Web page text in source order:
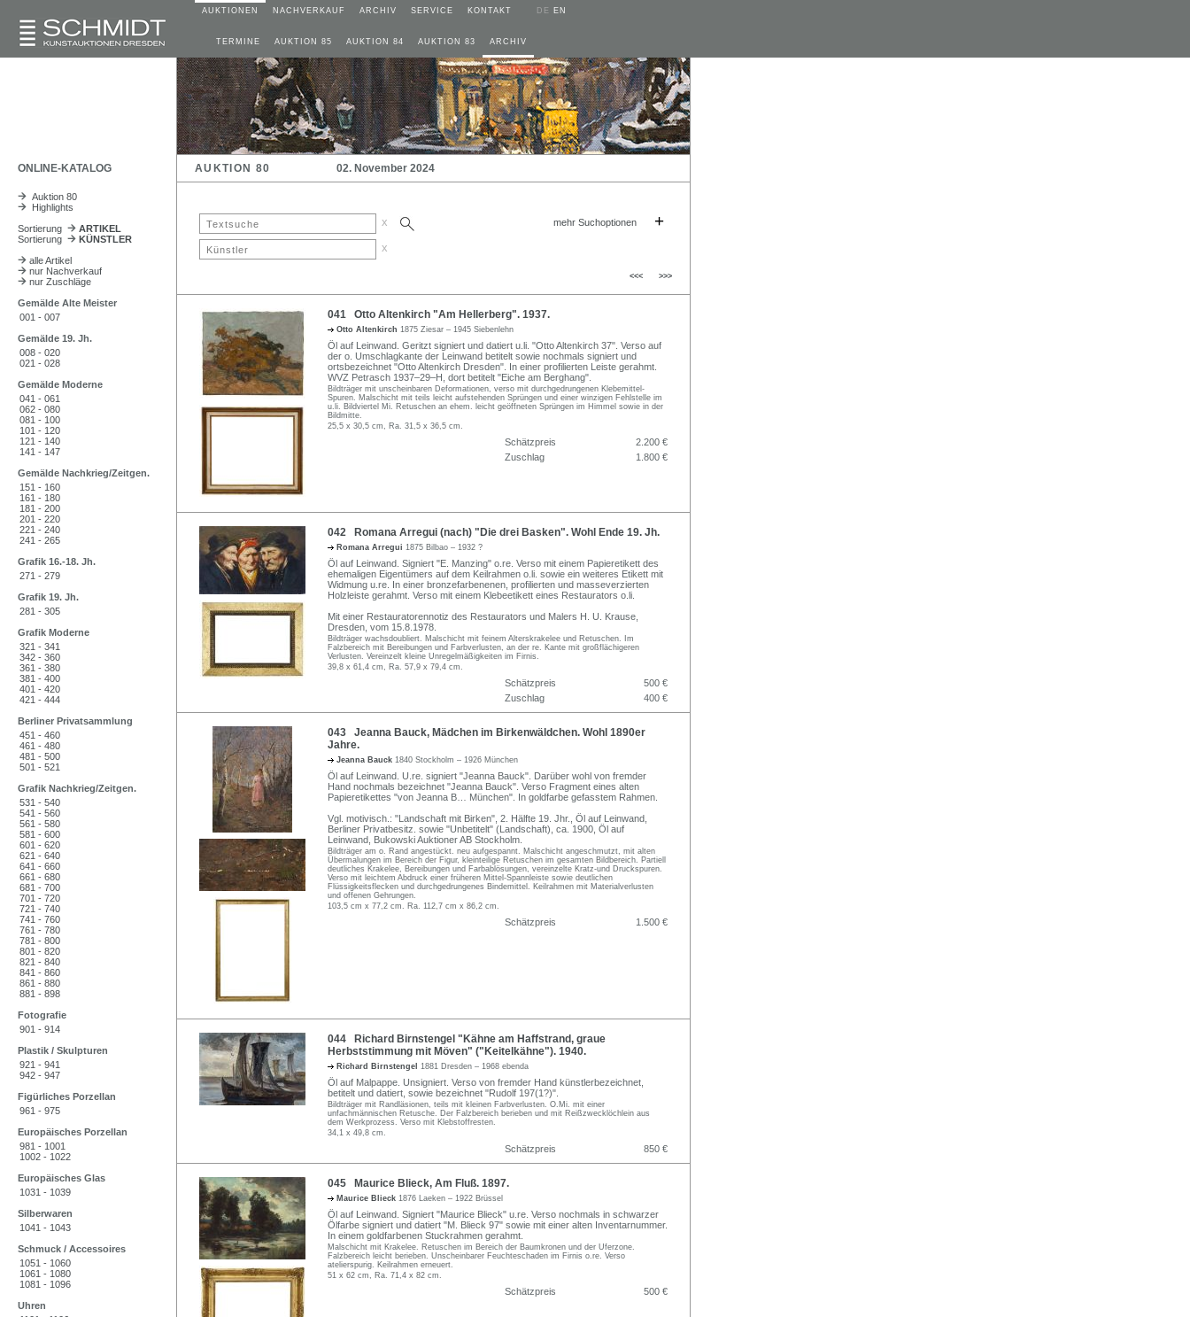
AUKTIONEN NACHVERKAUF ARCHIV SERVICE KONTAKT DE EN
TERMINE AUKTION 85 AUKTION 84 AUKTION 83 ARCHIV
ONLINE-KATALOG AUKTION 80 02. November 2024
Auktion 80
Highlights
Sortierung
ARTIKEL
Sortierung
KÜNSTLER
alle Artikel
nur Nachverkauf
nur Zuschläge
Gemälde Alte Meister
001 - 007
Gemälde 19. Jh.
008 - 020
021 - 028
Gemälde Moderne
041 - 061
062 - 080
081 - 100
101 - 120
121 - 140
141 - 147
Gemälde Nachkrieg/Zeitgen.
151 - 160
161 - 180
181 - 200
201 - 220
221 - 240
241 - 265
Grafik 16.-18. Jh.
271 - 279
Grafik 19. Jh.
281 - 305
Grafik Moderne
321 - 341
342 - 360
361 - 380
381 - 400
401 - 420
421 - 444
Berliner Privatsammlung
451 - 460
461 - 480
481 - 500
501 - 521
Grafik Nachkrieg/Zeitgen.
531 - 540
541 - 560
561 - 580
581 - 600
601 - 620
621 - 640
641 - 660
661 - 680
681 - 700
701 - 720
721 - 740
741 - 760
761 - 780
781 - 800
801 - 820
821 - 840
841 - 860
861 - 880
881 - 898
Fotografie
901 - 914
Plastik / Skulpturen
921 - 941
942 - 947
Figürliches Porzellan
961 - 975
Europäisches Porzellan
981 - 1001
1002 - 1022
Europäisches Glas
1031 - 1039
Silberwaren
1041 - 1043
Schmuck / Accessoires
1051 - 1060
1061 - 1080
1081 - 1096
Uhren
x mehr Suchoptionen +
x
<<< >>>
041 Otto Altenkirch "Am Hellerberg". 1937.
Otto Altenkirch 1875 Ziesar – 1945 Siebenlehn
Öl auf Leinwand. Geritzt signiert und datiert u.li. "Otto Altenkirch 37". Verso auf
der o. Umschlagkante der Leinwand betitelt sowie nochmals signiert und
ortsbezeichnet "Otto Altenkirch Dresden". In einer profilierten Leiste gerahmt.
WVZ Petrasch 1937–29–H, dort betitelt "Eiche am Berghang".
Bildträger mit unscheinbaren Deformationen, verso mit durchgedrungenen Klebemittel-
Spuren. Malschicht mit teils leicht aufstehenden Sprüngen und einer winzigen Fehlstelle im
u.li. Bildviertel Mi. Retuschen an ehem. leicht geöffneten Sprüngen im Himmel sowie in der
Bildmitte.
25,5 x 30,5 cm, Ra. 31,5 x 36,5 cm.
Schätzpreis
2.200 €
Zuschlag
1.800 €
042 Romana Arregui (nach) "Die drei Basken". Wohl Ende 19. Jh.
Romana Arregui 1875 Bilbao – 1932 ?
Öl auf Leinwand. Signiert "E. Manzing" o.re. Verso mit einem Papieretikett des
ehemaligen Eigentümers auf dem Keilrahmen o.li. sowie ein weiteres Etikett mit
Widmung u.re. In einer bronzefarbenenen, profilierten und masseverzierten
Holzleiste gerahmt. Verso mit einem Klebeetikett eines Restaurators o.li.
Mit einer Restauratorennotiz des Restaurators und Malers H. U. Krause,
Dresden, vom 15.8.1978.
Bildträger wachsdoubliert. Malschicht mit feinem Alterskrakelee und Retuschen. Im
Falzbereich mit Bereibungen und Farbverlusten, an der re. Kante mit großflächigeren
Verlusten. Vereinzelt kleine Unregelmäßigkeiten im Firnis.
39,8 x 61,4 cm, Ra. 57,9 x 79,4 cm.
Schätzpreis
500 €
Zuschlag
400 €
043 Jeanna Bauck, Mädchen im Birkenwäldchen. Wohl 1890er
Jahre.
Jeanna Bauck 1840 Stockholm – 1926 München
Öl auf Leinwand. U.re. signiert "Jeanna Bauck". Darüber wohl von fremder
Hand nochmals bezeichnet "Jeanna Bauck". Verso Fragment eines alten
Papieretikettes "von Jeanna B… München". In goldfarbe gefasstem Rahmen.
Vgl. motivisch.: "Landschaft mit Birken", 2. Hälfte 19. Jhr., Öl auf Leinwand,
Berliner Privatbesitz. sowie "Unbetitelt" (Landschaft), ca. 1900, Öl auf
Leinwand, Bukowski Auktioner AB Stockholm.
Bildträger am o. Rand angestückt. neu aufgespannt. Malschicht angeschmutzt, mit alten
Übermalungen im Bereich der Figur, kleinteilige Retuschen im gesamten Bildbereich. Partiell
deutliches Krakelee, Bereibungen und Farbablösungen, vereinzelte Kratz-und Druckspuren.
Verso mit leichtem Abdruck einer früheren Mittel-Spannleiste sowie deutlichen
Flüssigkeitsflecken und durchgedrungenes Bindemittel. Keilrahmen mit Materialverlusten
und offenen Gehrungen.
103,5 cm x 77,2 cm. Ra. 112,7 cm x 86,2 cm.
Schätzpreis 1.500 €
044 Richard Birnstengel "Kähne am Haffstrand, graue
Herbststimmung mit Möven" ("Keitelkähne"). 1940.
Richard Birnstengel 1881 Dresden – 1968 ebenda
Öl auf Malpappe. Unsigniert. Verso von fremder Hand künstlerbezeichnet,
betitelt und datiert, sowie bezeichnet "Rudolf 197(1?)".
Bildträger mit Randläsionen, teils mit kleinen Farbverlusten. O.Mi. mit einer
unfachmännischen Retusche. Der Falzbereich berieben und mit Reißzwecklöchlein aus
dem Werkprozess. Verso mit Klebstoffresten.
34,1 x 49,8 cm.
Schätzpreis 850 €
045 Maurice Blieck, Am Fluß. 1897.
Maurice Blieck 1876 Laeken – 1922 Brüssel
Öl auf Leinwand. Signiert "Maurice Blieck" u.re. Verso nochmals in schwarzer
Ölfarbe signiert und datiert "M. Blieck 97" sowie mit einer alten Inventarnummer.
In einem goldfarbenen Stuckrahmen gerahmt.
Malschicht mit Krakelee. Retuschen im Bereich der Baumkronen und der Uferzone.
Falzbereich leicht berieben. Unscheinbarer Feuchteschaden im Firnis o.re. Verso
atelierspurig. Keilrahmen erneuert.
51 x 62 cm, Ra. 71,4 x 82 cm.
Schätzpreis 500 €